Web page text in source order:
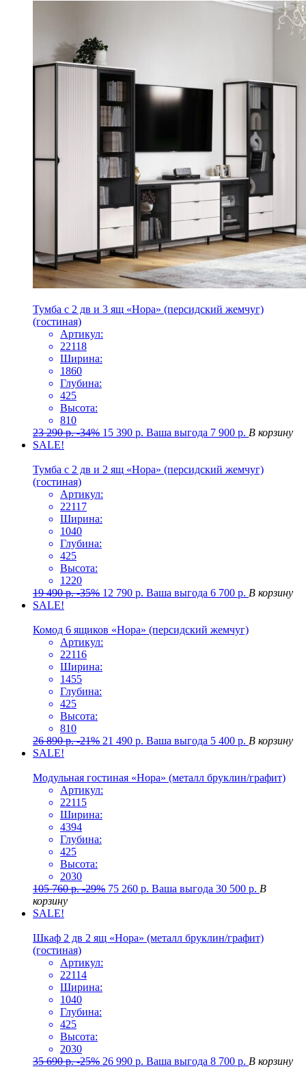
Тумба с 2 дв и 3 ящ «Нора» (персидский жемчуг)
(гостиная)
Артикул:
22118
Ширина:
1860
Глубина:
425
Высота:
810
23 290р. -34% 15 390 р. Ваша выгода 7 900 р. В корзину
SALE!
Тумба с 2 дв и 2 ящ «Нора» (персидский жемчуг)
(гостиная)
Артикул:
22117
Ширина:
1040
Глубина:
425
Высота:
1220
19 490р. -35% 12 790 р. Ваша выгода 6 700 р. В корзину
SALE!
Комод 6 ящиков «Нора» (персидский жемчуг)
Артикул:
22116
Ширина:
1455
Глубина:
425
Высота:
810
26 890р. -21% 21 490 р. Ваша выгода 5 400 р. В корзину
SALE!
Модульная гостиная «Нора» (металл бруклин/графит)
Артикул:
22115
Ширина:
4394
Глубина:
425
Высота:
2030
105 760р. -29% 75 260 р. Ваша выгода 30 500 р. В
корзину
SALE!
Шкаф 2 дв 2 ящ «Нора» (металл бруклин/графит)
(гостиная)
Артикул:
22114
Ширина:
1040
Глубина:
425
Высота:
2030
35 690р. -25% 26 990 р. Ваша выгода 8 700 р. В корзину